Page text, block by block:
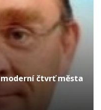
moderní čtvrť města